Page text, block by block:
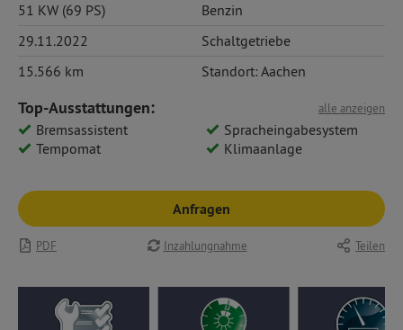
51 KW (69 PS)
Benzin
29.11.2022
Schaltgetriebe
15.566 km
Standort: Aachen
alle anzeigen
Top-Ausstattungen:
Bremsassistent
Spracheingabesystem
Tempomat
Klimaanlage
Anfragen
PDF Inzahlungnahme Teilen